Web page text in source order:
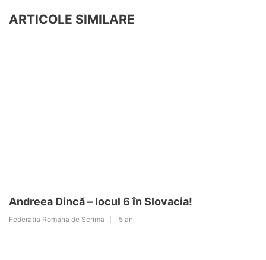
ARTICOLE SIMILARE
Andreea Dincă – locul 6 în Slovacia!
Federatia Romana de Scrima 5 ani